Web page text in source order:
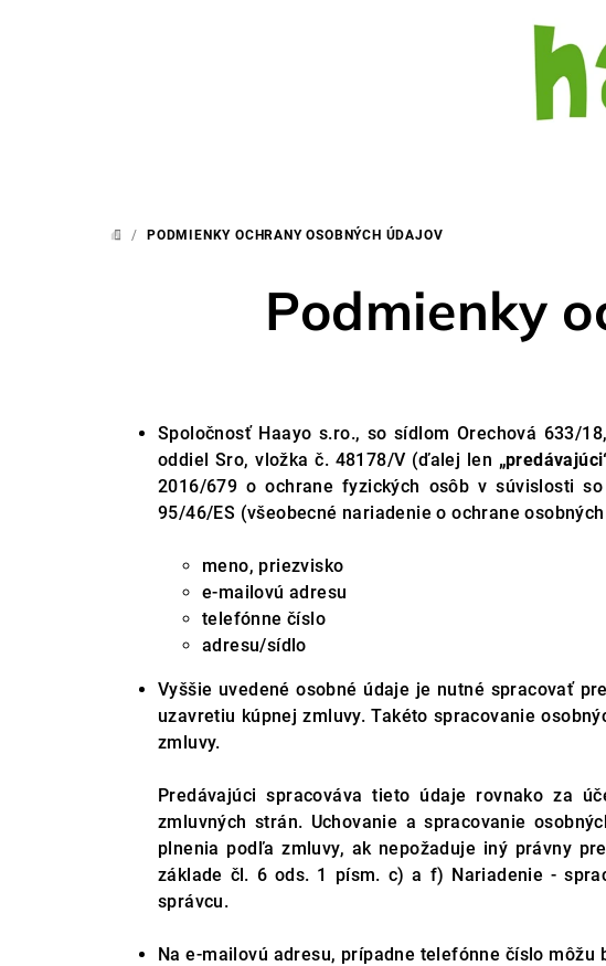
DOMOV
/ PODMIENKY OCHRANY OSOBNÝCH ÚDAJOV
Podmienky
Spoločnosť Haayo s.ro., so sídlom Orechová 633/
oddiel Sro, vložka č. 48178/V (ďalej len
2016/679 o ochrane fyzických osôb v súvislosti
95/46/ES (všeobecné nariadenie o ochrane
meno, priezvisko
e-mailovú adresu
telefónne číslo
adresu/sídlo
Vyššie uvedené osobné údaje je nutné spracovať
uzavretiu kúpnej zmluvy. Takéto spracovanie
zmluvy.
Predávajúci spracováva tieto údaje rovnako za
zmluvných strán. Uchovanie a spracovanie
plnenia podľa zmluvy, ak nepožaduje iný právny
základe čl. 6 ods. 1 písm. c) a f) Nariadenie -
správcu.
Na e-mailovú adresu, prípadne telefónne číslo